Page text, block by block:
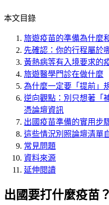
本文目錄
旅遊疫苗的準備為什麼
先確認：你的行程屬於
黃熱病等有入境要求的
旅遊醫學門診在做什麼
為什麼一定要「提前」
逆向觀點：別只想著「
憑論壇資訊
出國疫苗準備的實用步
這些情況別照論壇清單
常見問題
資料來源
延伸閱讀
出國要打什麼疫苗